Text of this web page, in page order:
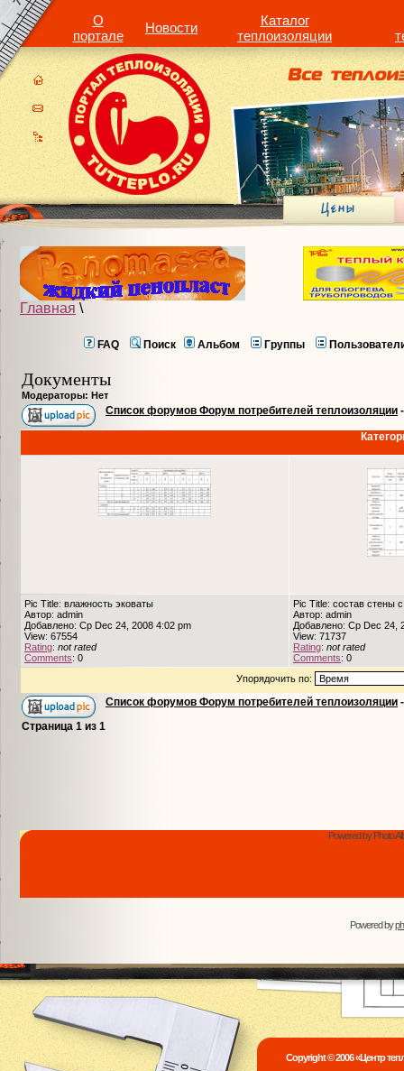
О
портале
Новости
Каталог
теплоизоляции
Главная \
FAQ Поиск Альбом Группы
Документы
Модераторы: Нет
Список форумов Форум потребителей теплоизоляции
Pic Title: влажность эковаты
Автор: admin
Добавлено: Ср Dec 24, 2008 4:02 pm
View: 67554
Rating: not rated
Comments: 0
Pic Title: состав стены
Автор: admin
Добавлено: Ср Dec 24,
View: 71737
Rating: not rated
Comments: 0
Упорядочить по:
Список форумов Форум потребителей теплоизоляции
Страница 1 из 1
Powered by Photo
Powered by
Copyright © 2006 «Центр